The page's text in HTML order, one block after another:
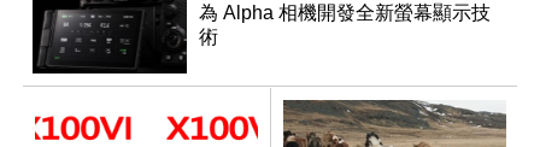
為 Alpha 相機開發全新螢幕顯示技
術